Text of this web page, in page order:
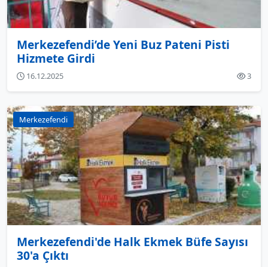
Merkezefendi’de Yeni Buz Pateni Pisti
Hizmete Girdi
16.12.2025 3
Merkezefendi
Merkezefendi'de Halk Ekmek Büfe Sayısı
30'a Çıktı